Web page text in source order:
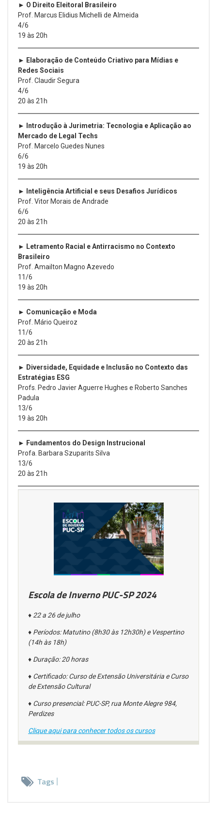
► O Direito Eleitoral Brasileiro
Prof. Marcus Elidius Michelli de Almeida
4/6
19 às 20h
► Elaboração de Conteúdo Criativo para Mídias e
Redes Sociais
Prof. Claudir Segura
4/6
20 às 21h
► Introdução à Jurimetria: Tecnologia e Aplicação ao
Mercado de Legal Techs
Prof. Marcelo Guedes Nunes
6/6
19 às 20h
► Inteligência Artificial e seus Desafios Jurídicos
Prof. Vitor Morais de Andrade
6/6
20 às 21h
► Letramento Racial e Antirracismo no Contexto
Brasileiro
Prof. Amailton Magno Azevedo
11/6
19 às 20h
► Comunicação e Moda
Prof. Mário Queiroz
11/6
20 às 21h
► Diversidade, Equidade e Inclusão no Contexto das
Estratégias ESG
Profs. Pedro Javier Aguerre Hughes e Roberto Sanches
Padula
13/6
19 às 20h
► Fundamentos do Design Instrucional
Profa. Barbara Szuparits Silva
13/6
20 às 21h
Escola de Inverno PUC-SP 2024
♦ 22 a 26 de julho
♦ Períodos: Matutino (8h30 às 12h30h) e Vespertino
(14h às 18h)
♦ Duração: 20 horas
♦ Certificado: Curso de Extensão Universitária e Curso
de Extensão Cultural
♦ Curso presencial: PUC-SP, rua Monte Alegre 984,
Perdizes
Clique aqui para conhecer todos os cursos
Tags